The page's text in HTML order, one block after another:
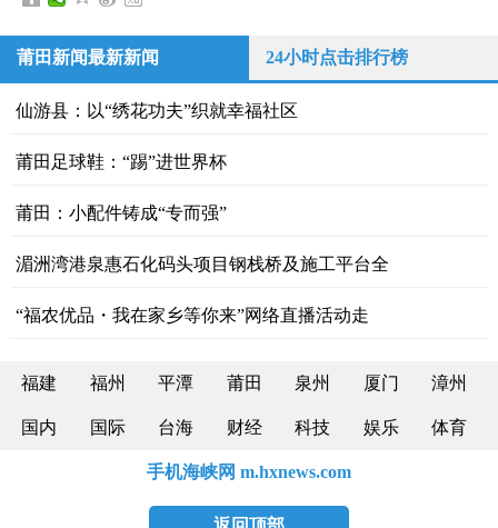
莆田新闻最新新闻 24小时点击排行榜
仙游县：以“绣花功夫”织就幸福社区
莆田足球鞋：“踢”进世界杯
莆田：小配件铸成“专而强”
湄洲湾港泉惠石化码头项目钢栈桥及施工平台全
“福农优品・我在家乡等你来”网络直播活动走
福建 福州 平潭 莆田 泉州 厦门 漳州
国内 国际 台海 财经 科技 娱乐 体育
手机海峡网 m.hxnews.com